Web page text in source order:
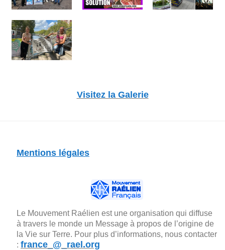
Visitez la Galerie
Mentions légales
Le Mouvement Raélien est une organisation qui diffuse
à travers le monde un Message à propos de l’origine de
la Vie sur Terre. Pour plus d’informations, nous contacter
: france_@_rael.org